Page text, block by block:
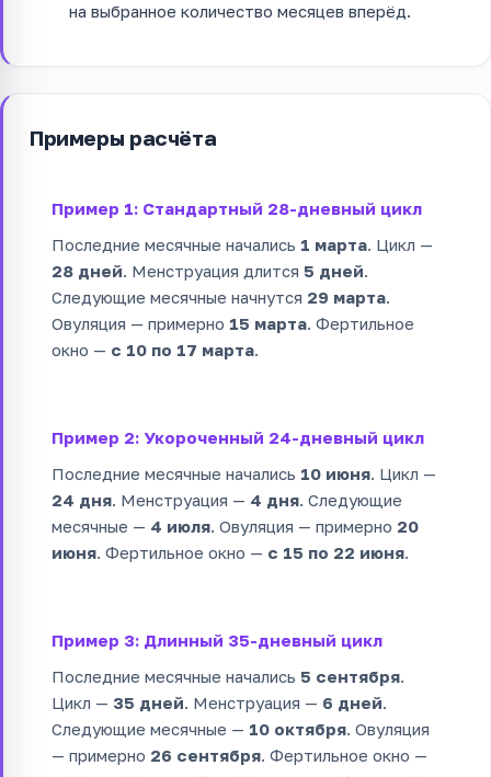
на выбранное количество месяцев вперёд.
Примеры расчёта
Пример 1: Стандартный 28-дневный цикл
Последние месячные начались 1 марта. Цикл —
28 дней. Менструация длится 5 дней.
Следующие месячные начнутся 29 марта.
Овуляция — примерно 15 марта. Фертильное
окно — с 10 по 17 марта.
Пример 2: Укороченный 24-дневный цикл
Последние месячные начались 10 июня. Цикл —
24 дня. Менструация — 4 дня. Следующие
месячные — 4 июля. Овуляция — примерно 20
июня. Фертильное окно — с 15 по 22 июня.
Пример 3: Длинный 35-дневный цикл
Последние месячные начались 5 сентября.
Цикл — 35 дней. Менструация — 6 дней.
Следующие месячные — 10 октября. Овуляция
— примерно 26 сентября. Фертильное окно —